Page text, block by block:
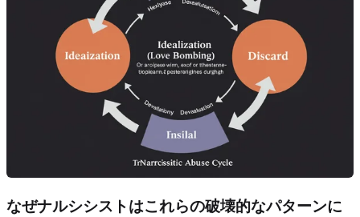
なぜナルシシストはこれらの破壊的なパターンに